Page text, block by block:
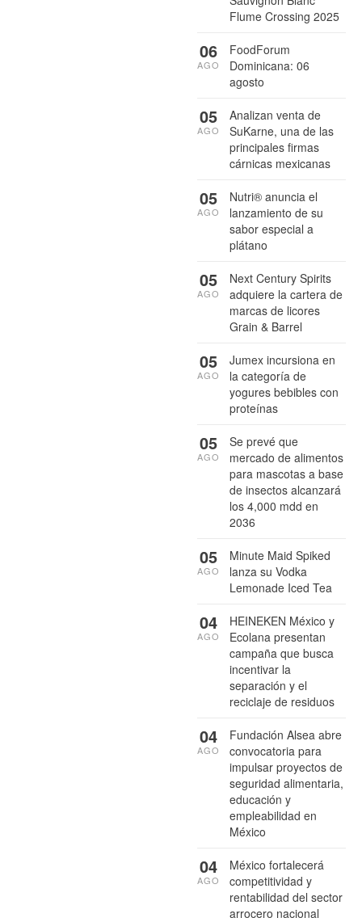
Flume Crossing 2025
FoodForum
Dominicana: 06
agosto
06
AGO
Analizan venta de
SuKarne, una de las
principales firmas
cárnicas mexicanas
05
AGO
Nutri® anuncia el
lanzamiento de su
sabor especial a
plátano
05
AGO
Next Century Spirits
adquiere la cartera de
marcas de licores
Grain & Barrel
05
AGO
Jumex incursiona en
la categoría de
yogures bebibles con
proteínas
05
AGO
Se prevé que
mercado de alimentos
para mascotas a base
de insectos alcanzará
los 4,000 mdd en
2036
05
AGO
Minute Maid Spiked
lanza su Vodka
Lemonade Iced Tea
05
AGO
HEINEKEN México y
Ecolana presentan
campaña que busca
incentivar la
separación y el
reciclaje de residuos
04
AGO
Fundación Alsea abre
convocatoria para
impulsar proyectos de
seguridad alimentaria,
educación y
empleabilidad en
México
04
AGO
México fortalecerá
competitividad y
rentabilidad del sector
arrocero nacional
04
AGO